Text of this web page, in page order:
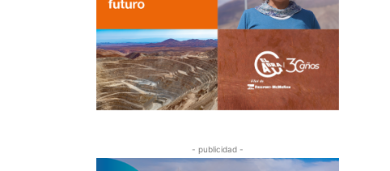
- publicidad -